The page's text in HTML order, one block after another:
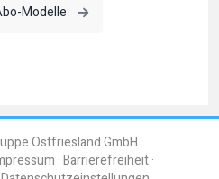
Modelle
Ostfriesland GmbH
Barrierefreiheit